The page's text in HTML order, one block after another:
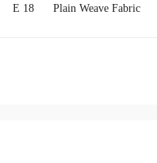
E 18 Plain Weave Fabric